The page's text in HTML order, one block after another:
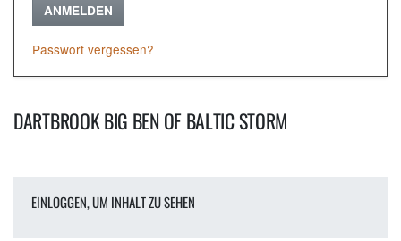
ANMELDEN
Passwort vergessen?
DARTBROOK BIG BEN OF BALTIC STORM
EINLOGGEN, UM INHALT ZU SEHEN